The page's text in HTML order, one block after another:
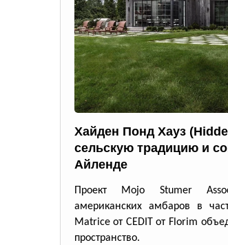
Хайден Понд Хауз
сельскую традицию и
Айленде
Проект Mojo Stumer
американских амбаров в
Matrice от CEDIT от Florim
пространство.